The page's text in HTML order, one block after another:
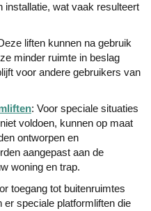
installatie, wat vaak resulteert
liften kunnen na gebruik
minder ruimte in beslag
voor andere gebruikers van
: Voor speciale situaties
voldoen, kunnen op maat
ontworpen en
aangepast aan de
woning en trap.
toegang tot buitenruimtes
speciale platformliften die